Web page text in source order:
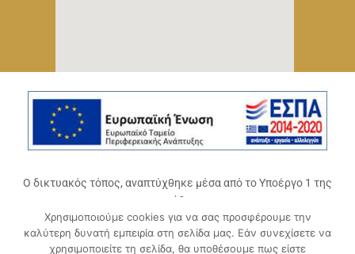
Ο δικτυακός τόπος, αναπτύχθηκε μέσα από το Υποέργο 1 της
πράξης
«Ψηφιακό Οικοσύστημα Επιχειρηματικότητας του
Επιμελητηρίου Αχαΐας» (ΟΠΣ 5045300),
Χρησιμοποιούμε cookies για να σας προσφέρουμε την
καλύτερη δυνατή εμπειρία στη σελίδα μας. Εάν συνεχίσετε να
χρησιμοποιείτε τη σελίδα, θα υποθέσουμε πως είστε